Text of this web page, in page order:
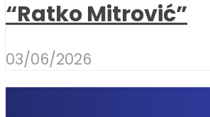
“Ratko Mitrović”
03/06/2026